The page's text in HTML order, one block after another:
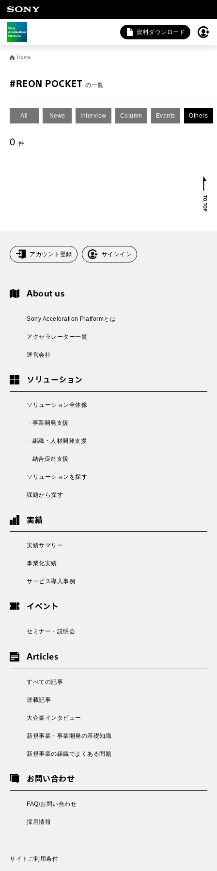
資料ダウンロード
Home
#REON POCKET の一覧
All News Interview Column Events Others
0 件
お問い合わせ
法人向けサービスに関するご相談・お問い合わせは以下のボタ
法人お問い合わせ
アカウント登録 サインイン
About us
Sony Acceleration Platformとは
アクセラレーター一覧
運営会社
ソリューション
ソリューション全体像
- 事業開発支援
- 組織・人材開発支援
- 結合促進支援
ソリューションを探す
課題から探す
実績
実績サマリー
事業化実績
サービス導入事例
イベント
セミナー・説明会
Articles
すべての記事
連載記事
大企業インタビュー
新規事業・事業開発の基礎知識
新規事業の組織でよくある問題
お問い合わせ
FAQ/お問い合わせ
採用情報
サイトご利用条件